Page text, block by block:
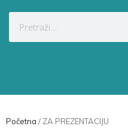
Početna / ZA PREZENTACIJU